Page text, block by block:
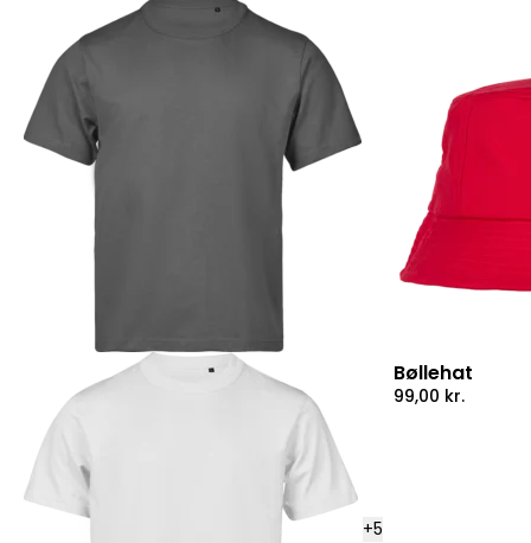
+5
Bøllehat
99,00 kr.